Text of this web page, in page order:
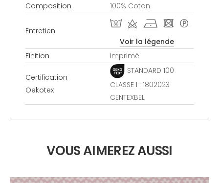
Composition
100% Coton
Entretien
T d h - *
Voir la légende
Finition
Imprimé
Certification
Oekotex
STANDARD 100
CLASSE I : 1802023
CENTEXBEL
VOUS AIMEREZ AUSSI